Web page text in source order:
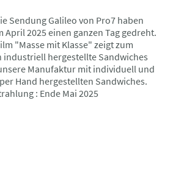
Sendung Galileo von Pro7 haben
April 2025 einen ganzen Tag gedreht.
"Masse mit Klasse" zeigt zum
industriell hergestellte Sandwiches
Manufaktur mit individuell und
Hand hergestellten Sandwiches.
: Ende Mai 2025